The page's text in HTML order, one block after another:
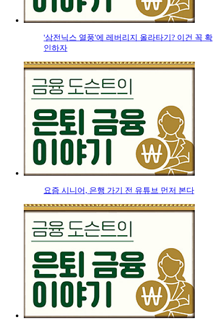
'삼전닉스 열풍'에 레버리지 올라타기? 이건 꼭 확
인하자
요즘 시니어, 은행 가기 전 유튜브 먼저 본다